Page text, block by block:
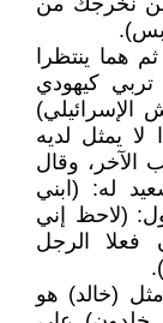
بس).
هما ينتظرا
كيهودي
الإسرائيلي)
يمثل لديه
الآخر، وقال
له: (ابني
(لاحظ إني
فعلا الرجل
(خالد) هو